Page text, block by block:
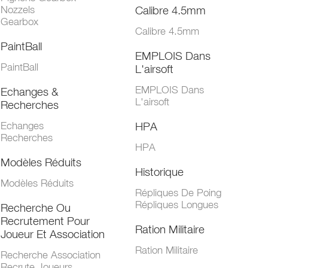
Nozzels
Gearbox
PaintBall
PaintBall
Echanges &
Recherches
Echanges
Recherches
Modèles Réduits
Modèles Réduits
Recherche Ou
Recrutement Pour
Joueur Et Association
Recherche Association
Calibre 4.5mm
Calibre 4.5mm
EMPLOIS Dans
L'airsoft
EMPLOIS Dans
L'airsoft
HPA
HPA
Historique
Répliques De Poing
Répliques Longues
Ration Militaire
Ration Militaire